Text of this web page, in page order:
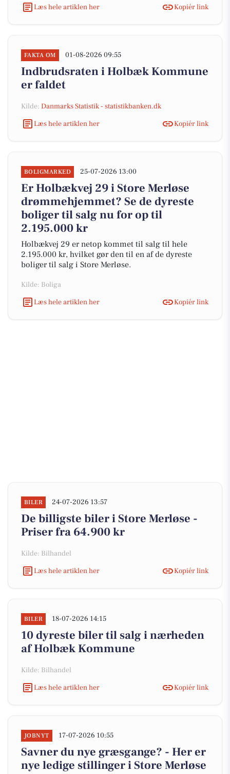
Læs hele artiklen her
Kopiér link
FAKTA OM 01-08-2026 09:55
Indbrudsraten i Holbæk Kommune
er faldet
Kilde: Danmarks Statistik - statistikbanken.dk
Læs hele artiklen her
Kopiér link
BOLIGMARKED 25-07-2026 13:00
Er Holbækvej 29 i Store Merløse
drømmehjemmet? Se de dyreste
boliger til salg nu for op til
2.195.000 kr
Holbækvej 29 er netop kommet til salg til hele
2.195.000 kr, hvilket gør den til en af de dyreste
boliger til salg i Store Merløse.
Kilde: Boliga
Læs hele artiklen her
Kopiér link
BILER 24-07-2026 13:57
De billigste biler i Store Merløse -
Priser fra 64.900 kr
Kilde: Bilhandel
Læs hele artiklen her
Kopiér link
BILER 18-07-2026 14:15
10 dyreste biler til salg i nærheden
af Holbæk Kommune
Kilde: Bilhandel
Læs hele artiklen her
Kopiér link
JOBNYT 17-07-2026 10:55
Savner du nye græsgange? - Her er
nye ledige stillinger i Store Merløse